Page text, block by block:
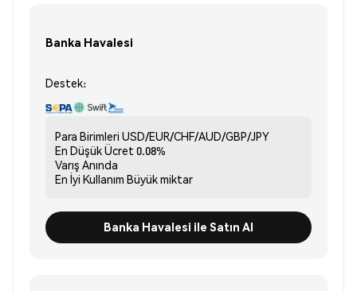
Banka Havalesi
Destek:
Para Birimleri USD/EUR/CHF/AUD/GBP/JPY
En Düşük Ücret 0.08%
Varış Anında
En İyi Kullanım Büyük miktar
Banka Havalesi ile Satın Al